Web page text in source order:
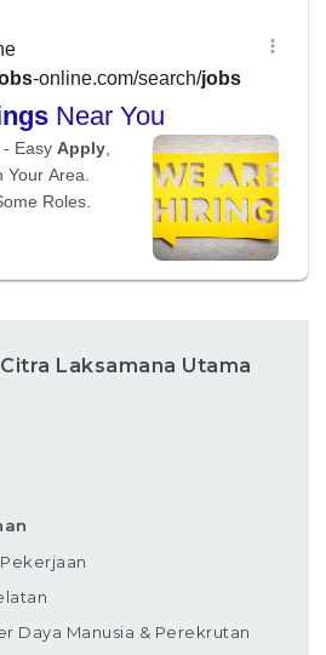
Laksamana Utama
Daya Manusia & Perekrutan